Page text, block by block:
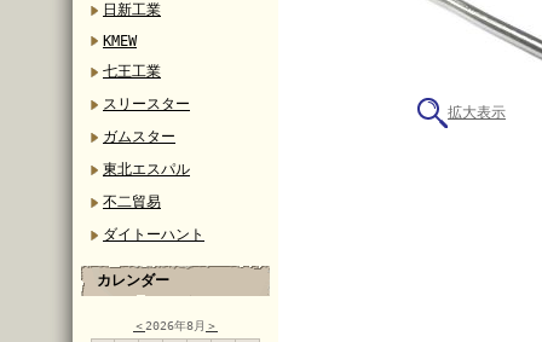
日新工業
KMEW
七王工業
スリースター
ガムスター
東北エスパル
不二貿易
ダイトーハント
カレンダー
＜2026年8月 ＞
拡大表示